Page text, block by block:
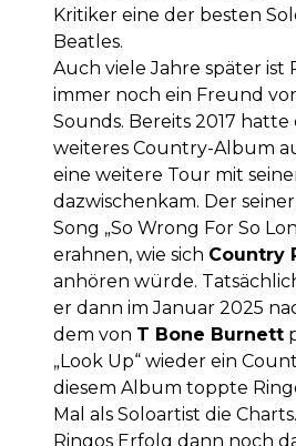
Kritiker eine der besten
Beatles.
Auch viele Jahre später ist
immer noch ein Freund
Sounds. Bereits 2017 hatte
weiteres Country-Album
eine weitere Tour mit
dazwischenkam. Der
Song „So Wrong For So
erahnen, wie sich Country
anhören würde.
er dann im Januar 2025
dem von T Bone Burnett
„Look Up“ wieder ein
diesem Album toppte
Mal als Soloartist die
Ringos Erfolg dann noch